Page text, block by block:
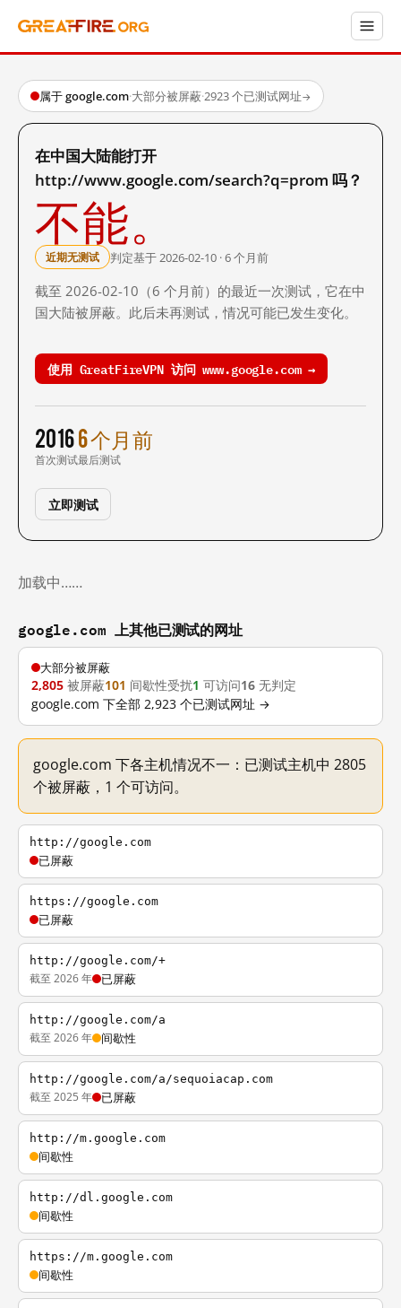
属于 google.com·大部分被屏蔽·2923 个已测试网址→
在中国大陆能打开
http://www.google.com/search?q=prom 吗？
不能。
近期无测试 判定基于 2026-02-10 · 6 个月前
截至 2026-02-10（6 个月前）的最近一次测试，它在中
国大陆被屏蔽。此后未再测试，情况可能已发生变化。
使用 GreatFireVPN 访问 www.google.com →
2016
首次测试
6 个月前
最后测试
立即测试
加载中……
google.com 上其他已测试的网址
大部分被屏蔽
2,805 被屏蔽101 间歇性受扰1 可访问16 无判定
google.com 下全部 2,923 个已测试网址 →
google.com 下各主机情况不一：已测试主机中 2805
个被屏蔽，1 个可访问。
http://google.com
已屏蔽
https://google.com
已屏蔽
http://google.com/+
截至 2026 年 已屏蔽
http://google.com/a
截至 2026 年 间歇性
http://google.com/a/sequoiacap.com
截至 2025 年 已屏蔽
http://m.google.com
间歇性
http://dl.google.com
间歇性
https://m.google.com
间歇性